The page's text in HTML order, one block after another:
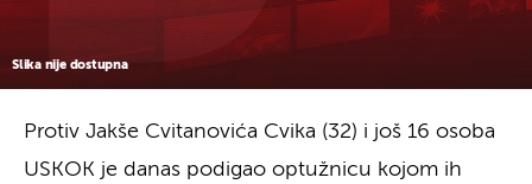
Slika nije dostupna
Protiv Jakše Cvitanovića Cvika (32) i još 16 osoba
USKOK je danas podigao optužnicu kojom ih